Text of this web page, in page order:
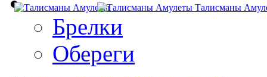
Талисманы
Брелки
Обереги